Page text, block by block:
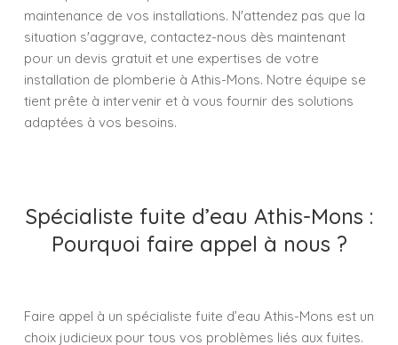
maintenance de vos installations. N'attendez pas que la
situation s'aggrave, contactez-nous dès maintenant
pour un devis gratuit et une expertises de votre
installation de plomberie à Athis-Mons. Notre équipe se
tient prête à intervenir et à vous fournir des solutions
adaptées à vos besoins.
Spécialiste fuite d’eau Athis-Mons :
Pourquoi faire appel à nous ?
Faire appel à un spécialiste fuite d’eau Athis-Mons est un
choix judicieux pour tous vos problèmes liés aux fuites.